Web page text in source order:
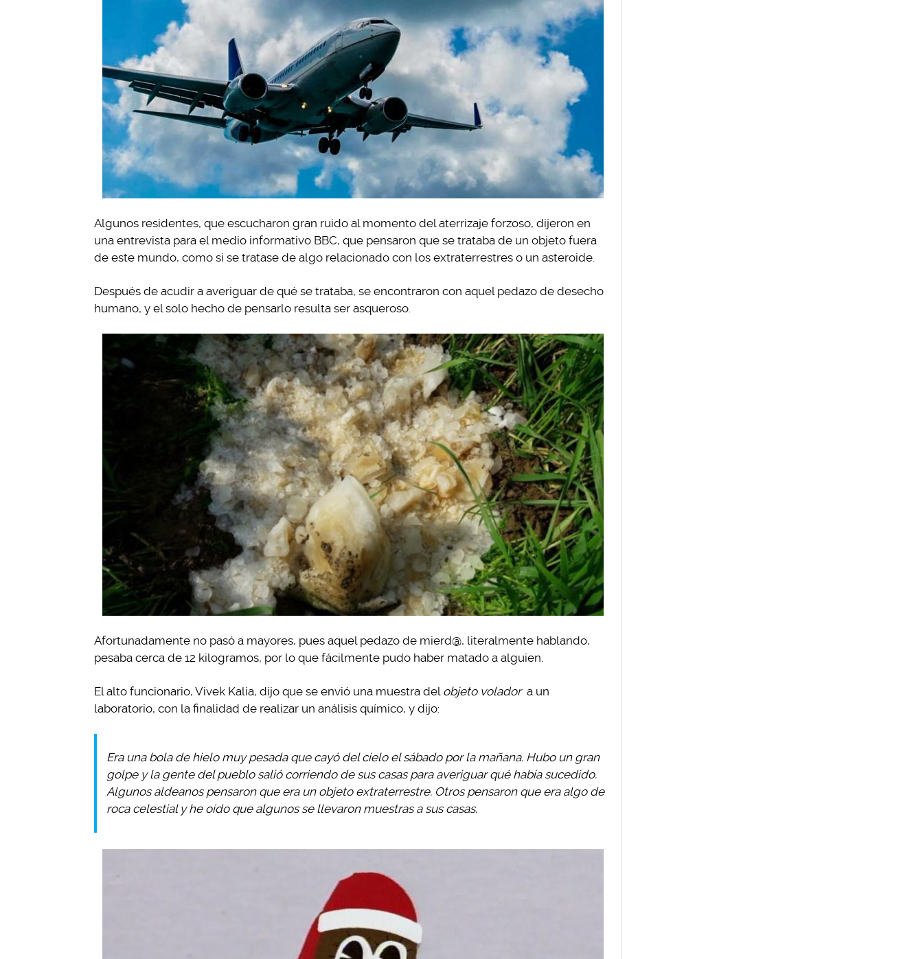
Algunos residentes, que escucharon gran ruido al momento del aterrizaje forzoso, dijeron en
una entrevista para el medio informativo BBC, que pensaron que se trataba de un objeto fuera
de este mundo, como si se tratase de algo relacionado con los extraterrestres o un asteroide.
Después de acudir a averiguar de qué se trataba, se encontraron con aquel pedazo de desecho
humano, y el solo hecho de pensarlo resulta ser asqueroso.
Afortunadamente no pasó a mayores, pues aquel pedazo de mierd@, literalmente hablando,
pesaba cerca de 12 kilogramos, por lo que fácilmente pudo haber matado a alguien.
El alto funcionario, Vivek Kalia, dijo que se envió una muestra del objeto volador a un
laboratorio, con la finalidad de realizar un análisis químico, y dijo:
Era una bola de hielo muy pesada que cayó del cielo el sábado por la mañana. Hubo un gran
golpe y la gente del pueblo salió corriendo de sus casas para averiguar qué había sucedido.
Algunos aldeanos pensaron que era un objeto extraterrestre. Otros pensaron que era algo de
roca celestial y he oído que algunos se llevaron muestras a sus casas.